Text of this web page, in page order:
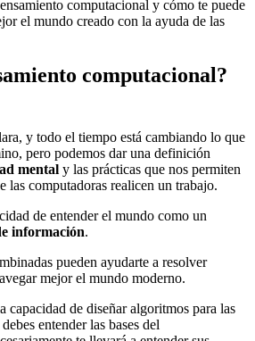
computacional y cómo te puede
el mundo creado con la ayuda de las
computacional?
y todo el tiempo está cambiando lo que
pero podemos dar una definición
mental y las prácticas que nos permiten
las computadoras realicen un trabajo.
de entender el mundo como un
información.
pueden ayudarte a resolver
mejor el mundo moderno.
capacidad de diseñar algoritmos para las
entender las bases del